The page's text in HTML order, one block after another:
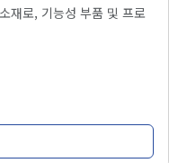
재로, 기능성 부품 및 프로